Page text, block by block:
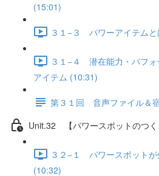
(15:01)
３１−３ パワーアイテム
３１−４ 潜在能力・パフォ
アイテム (10:31)
第３１回 音声ファイル＆
Unit.32 【パワースポットのつく
３２−１ パワースポットが
(10:32)